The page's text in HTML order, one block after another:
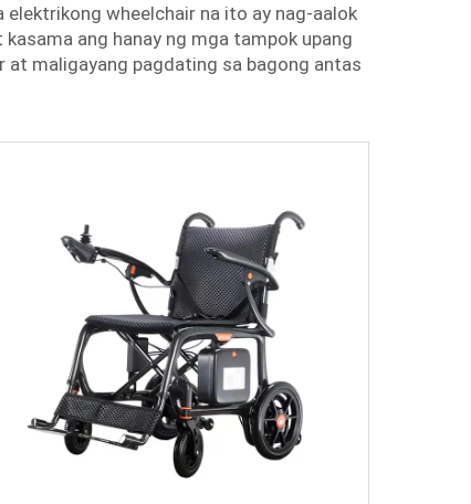
wheelchair na ito ay nag-aalok
ang hanay ng mga tampok upang
at maligayang pagdating sa bagong antas